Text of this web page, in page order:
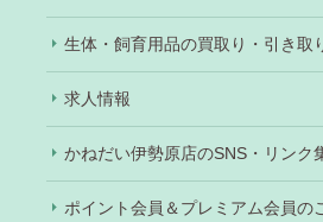
生体・飼育用品の買取り・引き取
求人情報
かねだい伊勢原店のSNS・リンク
ポイント会員＆プレミアム会員の